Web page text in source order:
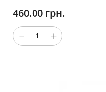
460.00 грн.